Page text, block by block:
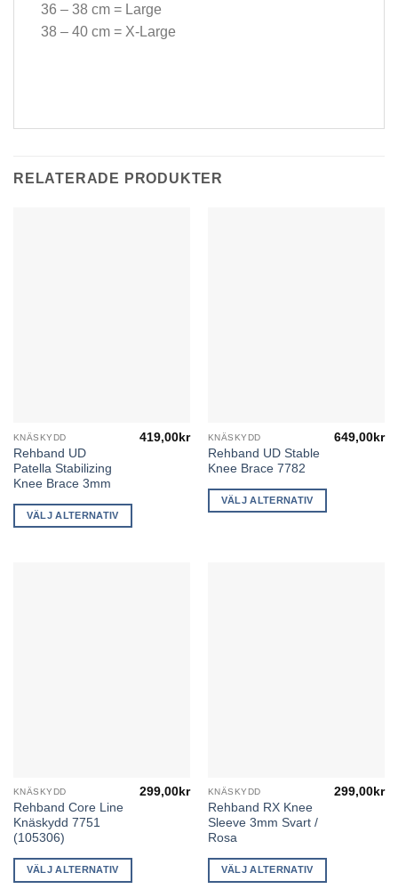
36 – 38 cm = Large
38 – 40 cm = X-Large
RELATERADE PRODUKTER
KNÄSKYDD
Rehband UD
Patella Stabilizing
Knee Brace 3mm
419,00 kr
VÄLJ ALTERNATIV
Den
här
produkten
flera
KNÄSKYDD
Rehband UD Stable
Knee Brace 7782
649,00 kr
VÄLJ ALTERNATIV
Den
här
har
flera
KNÄSKYDD
Rehband Core Line
Knäskydd 7751
(105306)
299,00 kr
VÄLJ ALTERNATIV
Den
här
produkten
flera
KNÄSKYDD
Rehband RX Knee
Sleeve 3mm Svart /
Rosa
299,00 kr
VÄLJ ALTERNATIV
Den
här
produkten
flera